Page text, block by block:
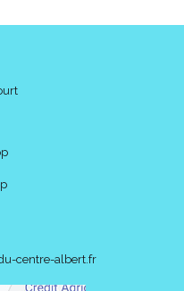
centre-albert.fr